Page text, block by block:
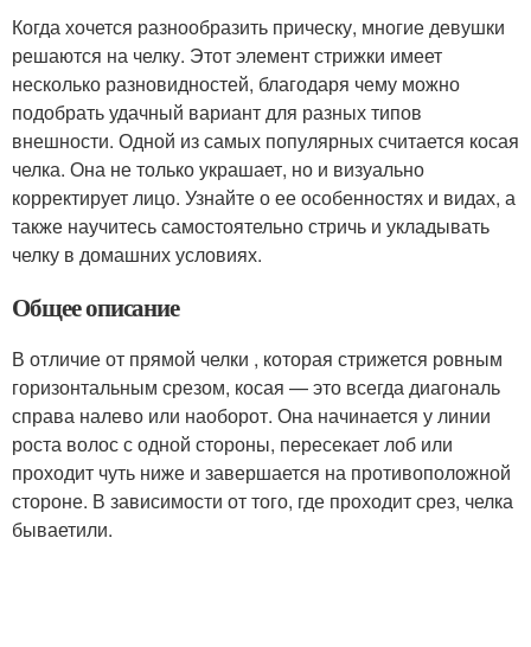
Когда хочется разнообразить прическу, многие девушки
решаются на челку. Этот элемент стрижки имеет
несколько разновидностей, благодаря чему можно
подобрать удачный вариант для разных типов
внешности. Одной из самых популярных считается косая
челка. Она не только украшает, но и визуально
корректирует лицо. Узнайте о ее особенностях и видах, а
также научитесь самостоятельно стричь и укладывать
челку в домашних условиях.
Общее описание
В отличие от прямой челки , которая стрижется ровным
горизонтальным срезом, косая — это всегда диагональ
справа налево или наоборот. Она начинается у линии
роста волос с одной стороны, пересекает лоб или
проходит чуть ниже и завершается на противоположной
стороне. В зависимости от того, где проходит срез, челка
бываетили.